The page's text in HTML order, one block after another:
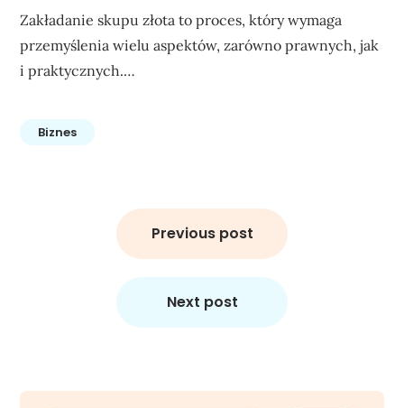
Zakładanie skupu złota to proces, który wymaga
przemyślenia wielu aspektów, zarówno prawnych, jak
i praktycznych.…
Biznes
Previous post
Next post